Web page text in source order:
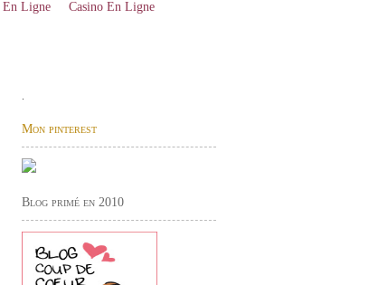
En Ligne Casino En Ligne
.
Mon pinterest
Blog primé en 2010